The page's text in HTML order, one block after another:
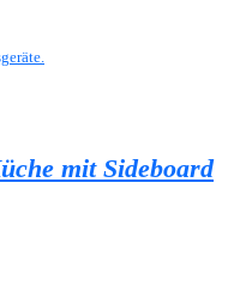
mit Sideboard